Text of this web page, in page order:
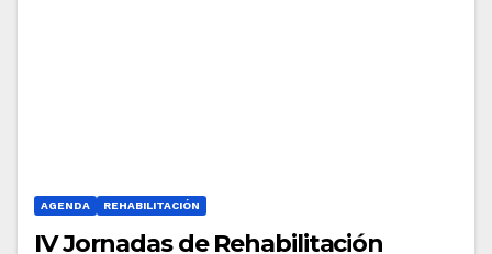
AGENDA REHABILITACIÓN
IV Jornadas de Rehabilitación